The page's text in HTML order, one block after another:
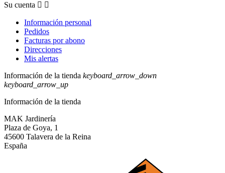
Su cuenta  
Información personal
Pedidos
Facturas por abono
Direcciones
Mis alertas
Información de la tienda keyboard_arrow_down
keyboard_arrow_up
Información de la tienda
MAK Jardinería
Plaza de Goya, 1
45600 Talavera de la Reina
España